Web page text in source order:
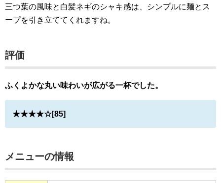
三つ葉の風味と白髪ネギのシャキ感は、シンプルに麺とス
ープを引き立ててくれますね。
評価
ふくよかな丸い味わいが広がる一杯でした。
★★★★☆[85]
メニューの情報